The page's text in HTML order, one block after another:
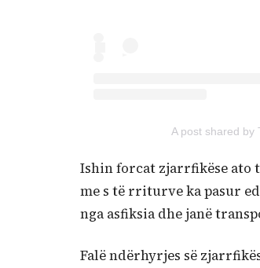
A post shared by
Ishin forcat zjarrfikëse ato
me s të rriturve ka pasur
nga asfiksia dhe janë
Falë ndërhyrjes së